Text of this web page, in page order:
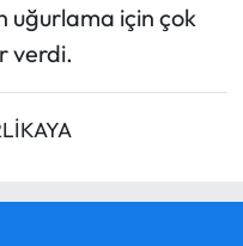
uğurlama için çok
verdi.